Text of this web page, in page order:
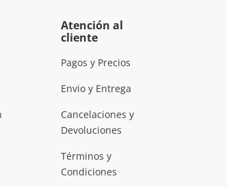
Atención al
cliente
Pagos y Precios
Envio y Entrega
Cancelaciones y
Devoluciones
Términos y
Condiciones